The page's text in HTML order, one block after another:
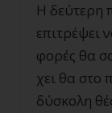
Η δεύτερη
επιτρέψει
φορές θα
χει θα στο
δύσκολη